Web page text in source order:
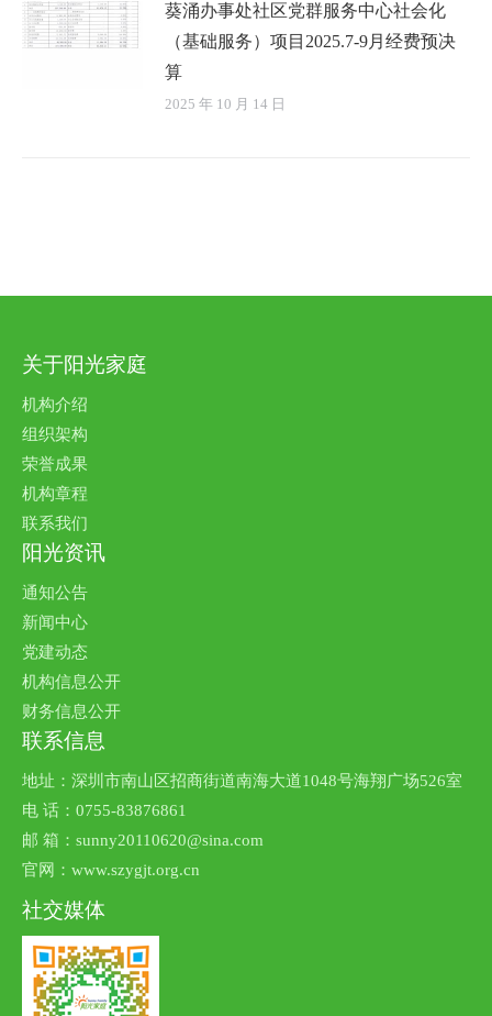
葵涌办事处社区党群服务中心社会化
（基础服务）项目2025.7-9月经费预决
算
2025 年 10 月 14 日
关于阳光家庭
机构介绍
组织架构
荣誉成果
机构章程
联系我们
阳光资讯
通知公告
新闻中心
党建动态
机构信息公开
财务信息公开
联系信息
地址：深圳市南山区招商街道南海大道1048号海翔广场526室
电 话：0755-83876861
邮 箱：sunny20110620@sina.com
官网：www.szygjt.org.cn
社交媒体